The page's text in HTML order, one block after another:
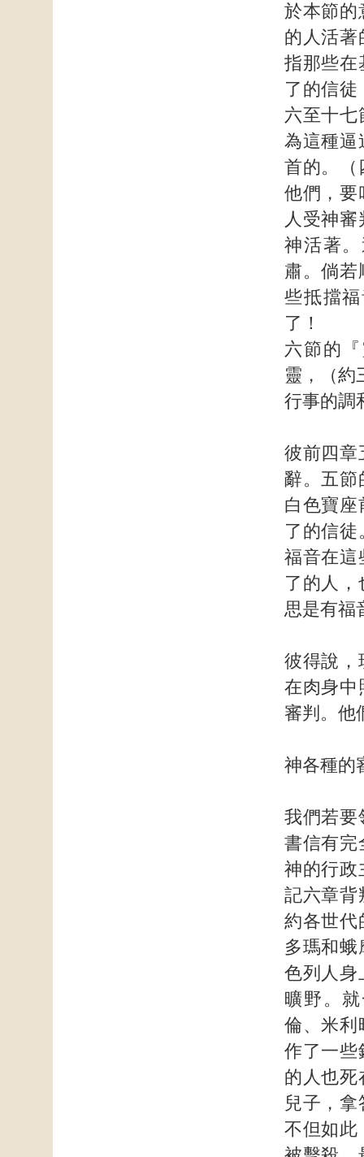
於本節的
的人活著
指那些在
了的信
六至十七
為這種逼
首的。（
他們，要
人受神
神活著
肅。倘若
些抵擋
了！
六節的
靈，（約
行事的調
彼前四章
辭。五節
白色寶座
了的信
福音在這
了的人
思是有福
彼得說，
在肉身中
審判。他
神各種的
我們若要
書信有完
神的行政
記六章背
約各世代
多瑪和
色列人身
曠野。
倫、米利
作了一些
的人也死
兒子，
不但如此